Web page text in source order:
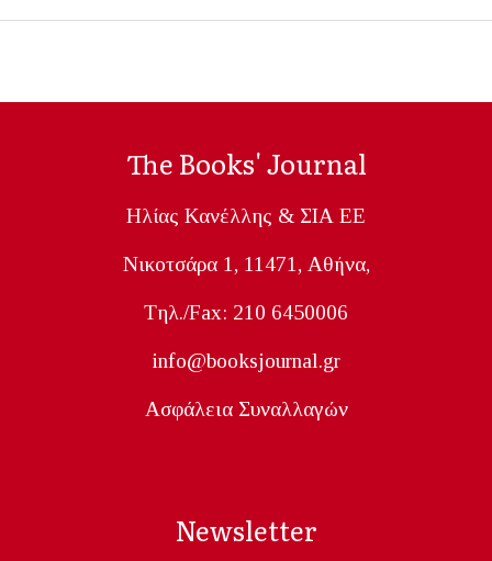
The Books' Journal
Ηλίας Κανέλλης & ΣΙΑ ΕΕ
Nικοτσάρα 1, 11471, Aθήνα,
Tηλ./Fax: 210 6450006
info@booksjournal.gr
Ασφάλεια Συναλλαγών
Newsletter